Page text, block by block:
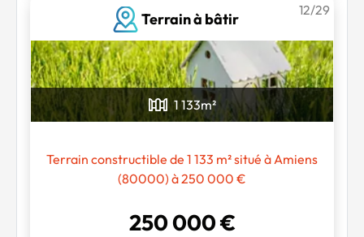
Terrain à bâtir
12/29
1 133m²
Terrain constructible de 1 133 m² situé à Amiens
(80000) à 250 000 €
250 000 €